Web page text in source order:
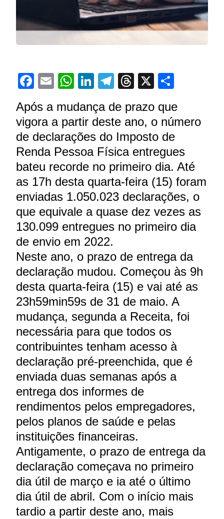
Facebook
EmailWhatsApp
LinkedIn
Telegram
Threads
X
Após a mudança de prazo que
vigora a partir deste ano, o número
de declarações do Imposto de
Renda Pessoa Física entregues
bateu recorde no primeiro dia. Até
as 17h desta quarta-feira (15) foram
enviadas 1.050.023 declarações, o
que equivale a quase dez vezes as
130.099 entregues no primeiro dia
de envio em 2022.
Neste ano, o prazo de entrega da
declaração mudou. Começou às 9h
desta quarta-feira (15) e vai até as
23h59min59s de 31 de maio. A
mudança, segunda a Receita, foi
necessária para que todos os
contribuintes tenham acesso à
declaração pré-preenchida, que é
enviada duas semanas após a
entrega dos informes de
rendimentos pelos empregadores,
pelos planos de saúde e pelas
instituições financeiras.
Antigamente, o prazo de entrega da
declaração começava no primeiro
dia útil de março e ia até o último
dia útil de abril. Com o início mais
tardio a partir deste ano, mais